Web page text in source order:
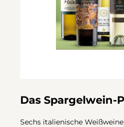
Das Spargelwein-
Sechs italienische